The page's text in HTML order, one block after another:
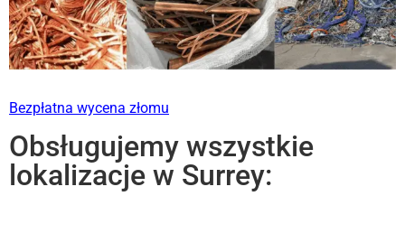
Bezpłatna wycena złomu
Obsługujemy wszystkie
lokalizacje w Surrey: